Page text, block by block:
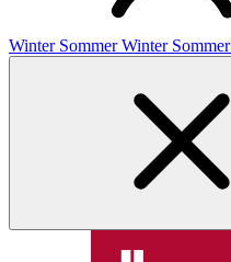
Winter Sommer Winter Sommer